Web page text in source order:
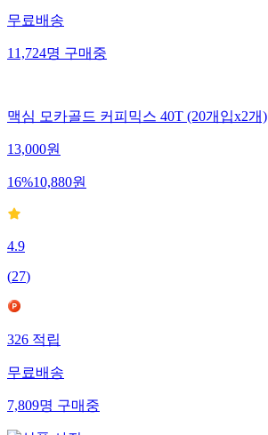
무료배송
11,724명구매중
맥심 모카골드 커피믹스 40T (20개입x2개)
13,000원
16%10,880원
4.9
(27)
326적립
무료배송
7,809명구매중